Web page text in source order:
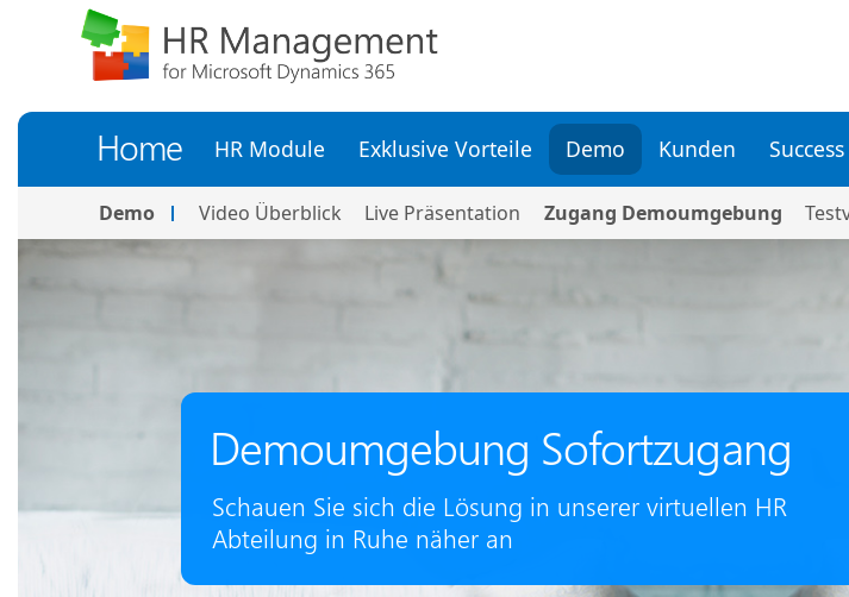
Home HR Module Exklusive Vorteile Demo Kunden
Demo Video Überblick Live Präsentation Zugang Demoumgebung
Demoumgebung Sofortzugang
Schauen Sie sich die Lösung in unserer virtuellen HR
Abteilung in Ruhe näher an